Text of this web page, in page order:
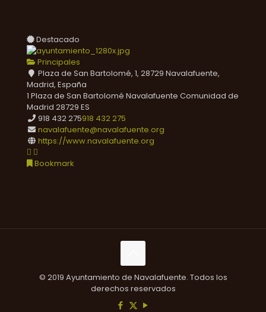
Destacado
Principales
Plaza de San Bartolomé, 1, 28729 Navalafuente,
Madrid, España
1 Plaza de San Bartolomé Navalafuente Comunidad de
Madrid 28729 ES
918 432 275918 432 275
navalafuente@navalafuente.org
https://www.navalafuente.org
Bookmark
© 2019 Ayuntamiento de Navalafuente. Todos los
derechos reservados